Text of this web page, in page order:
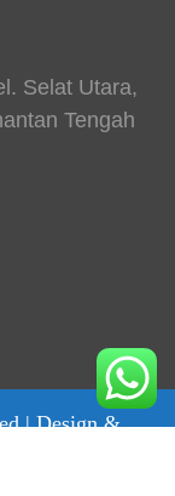
Selat Utara,
Tengah
|Design &